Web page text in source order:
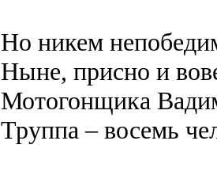
Но никем
Ныне, присно и
Мотогонщика
Труппа – восемь